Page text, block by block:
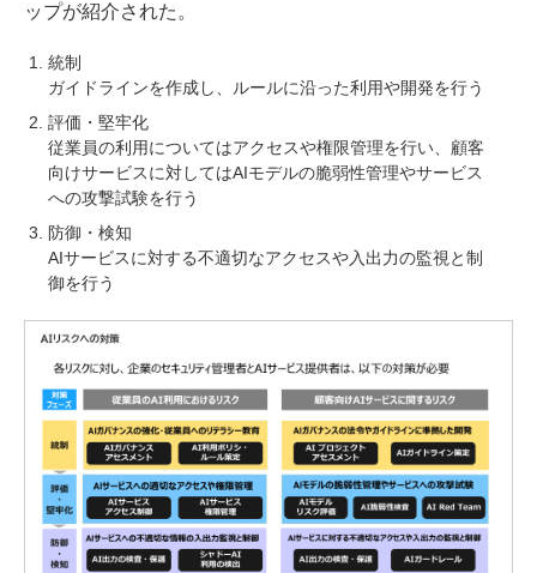
ップが紹介された。
統制
ガイドラインを作成し、ルールに沿った利用や開発を行う
評価・堅牢化
従業員の利用についてはアクセスや権限管理を行い、顧客
向けサービスに対してはAIモデルの脆弱性管理やサービス
への攻撃試験を行う
防御・検知
AIサービスに対する不適切なアクセスや入出力の監視と制
御を行う